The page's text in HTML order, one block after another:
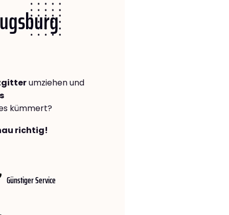
umziehen und
kümmert?
richtig!
Günstiger Service